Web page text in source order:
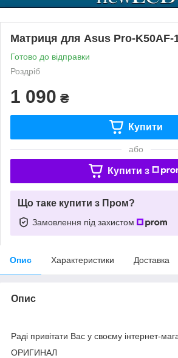
Матриця для Asus Pro-K50AF-
Готово до відправки
Роздріб
1 090 ₴
Купити
або
Купити з
Що таке купити з Пром?
Замовлення під захистом
Опис Характеристики Доставка
Опис
Раді привітати Вас у своєму інтернет-
ОРИГИНАЛ